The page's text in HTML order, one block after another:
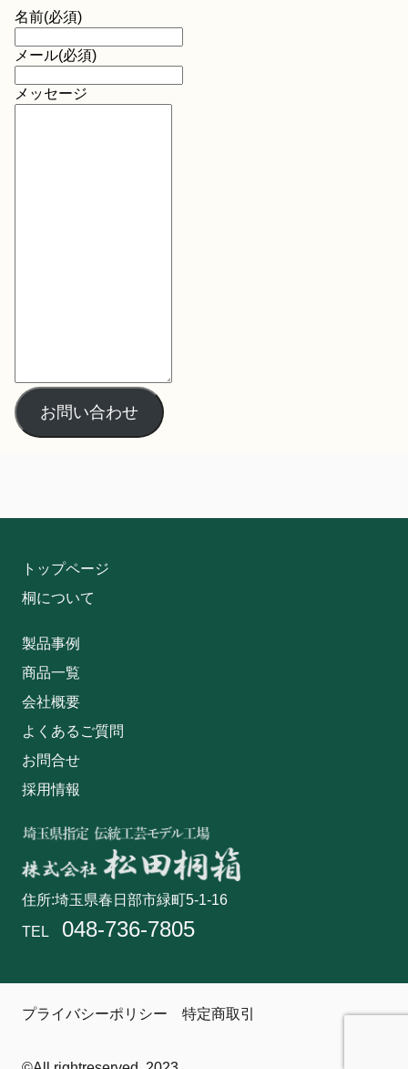
名前(必須)
メール(必須)
メッセージ
お問い合わせ
トップページ
桐について
製品事例
商品一覧
会社概要
よくあるご質問
お問合せ
採用情報
住所:埼玉県春日部市緑町5-1-16
TEL 048-736-7805
プライバシーポリシー 特定商取引